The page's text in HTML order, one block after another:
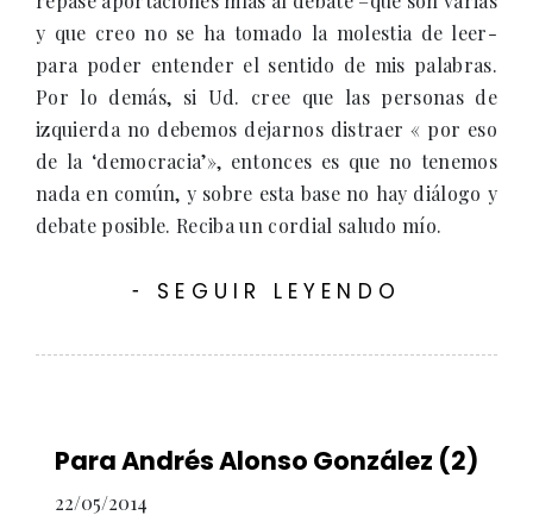
y que creo no se ha tomado la molestia de leer-
para poder entender el sentido de mis palabras.
Por lo demás, si Ud. cree que las personas de
izquierda no debemos dejarnos distraer « por eso
de la ‘democracia’», entonces es que no tenemos
nada en común, y sobre esta base no hay diálogo y
debate posible. Reciba un cordial saludo mío.
- SEGUIR LEYENDO
Para Andrés Alonso González (2)
22/05/2014